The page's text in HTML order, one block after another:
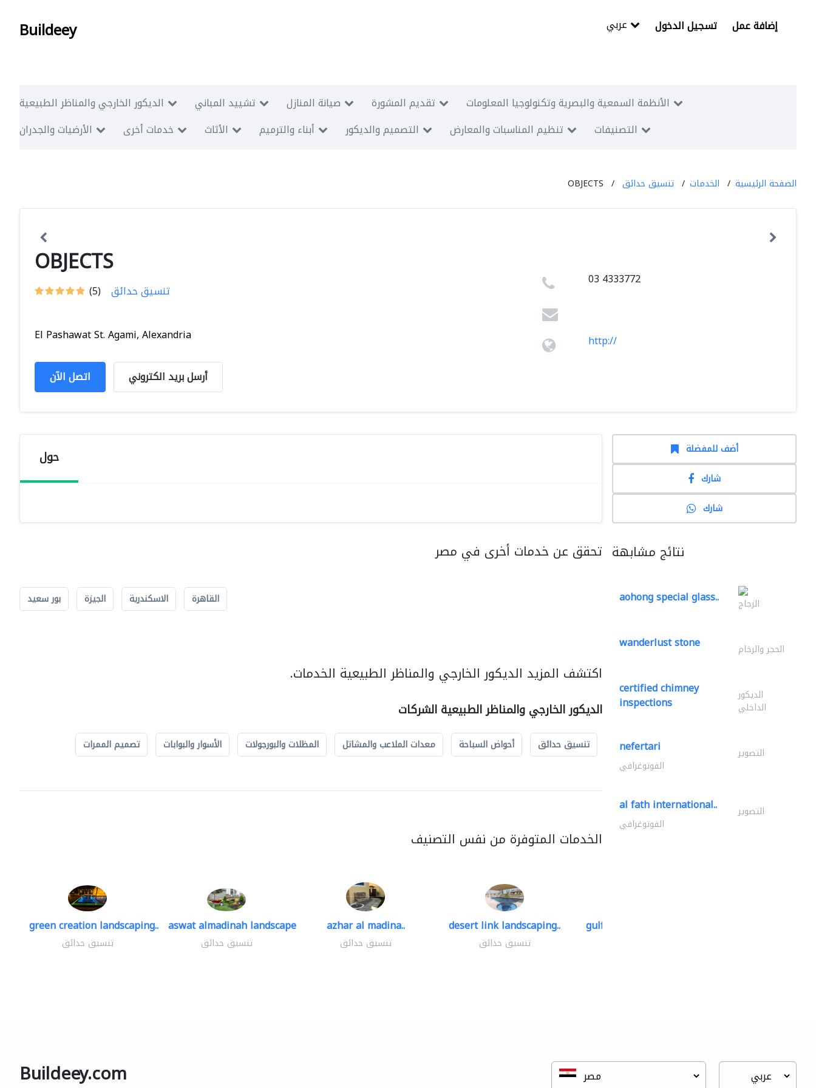
Buildeey تسجيل الدخول إضافة عمل
الديكور الخارجي والمناظر الطبيعية تشييد المباني صيانة المنازل تقديم المشورة
الأنظمة السمعية والبصرية وتكنولوجيا المعلومات
الأرضيات والجدران
خدمات أخرى الأثاث أبناء والترميم التصميم والديكور تنظيم المناسبات والمعارض التصنيفات
الصفحة الرئيسية الخدمات تنسيق حدائق OBJECTS
OBJECTS
(5) تنسيق حدائق
El Pashawat St. Agami, Alexandria
اتصل الآن أرسل بريد الكتروني
03 4333772
http://
حول
تحقق عن خدمات أخرى في مصر
القاهرة الاسكندرية الجيزة بور سعيد
اكتشف المزيد الديكور الخارجي والمناظر الطبيعية الخدمات.
الديكور الخارجي والمناظر الطبيعية الشركات
تنسيق حدائق أحواض السباحة معدات الملاعب والمشاتل المظلات والبورجولات الأسوار والبوابات تصميم الممرات
الخدمات المتوفرة من نفس التصنيف
green creation landscaping..
تنسيق حدائق
aswat almadinah landscape
تنسيق حدائق
azhar al madina..
تنسيق حدائق
desert link landscaping..
تنسيق حدائق
gulf-gardens lanscape llc
أضف للمفضلة
شارك
شارك
نتائج مشابهة
aohong special glass.. الزجاج
wanderlust stone الحجر والرخام
certified chimney
inspections الديكور
الداخلي
nefertari التصوير
الفوتوغرافي
al fath international.. التصوير
الفوتوغرافي
Buildeey.com